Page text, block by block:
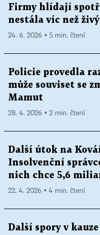
Firmy hlídají
nestála víc než
24. 6. 2026 ▪ 5 min. čtení
Policie provedla
může souviset se
Mamut
28. 4. 2026 ▪ 2 min. čtení
Další útok na
Insolvenční
nich chce 5,6
22. 4. 2026 ▪ 4 min. čtení
Další spory v